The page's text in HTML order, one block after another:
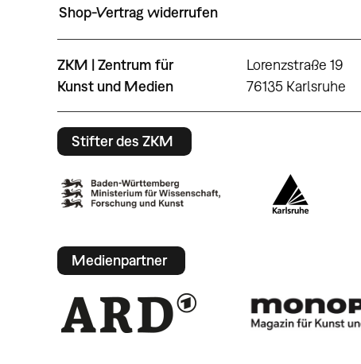
Shop-Vertrag widerrufen
ZKM | Zentrum für
Kunst und Medien
Lorenzstraße 19
76135 Karlsruhe
Stifter des ZKM
Medienpartner